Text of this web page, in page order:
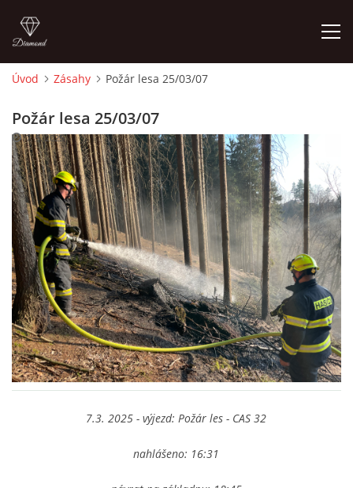
HISTORIE
VYBAVENÍ
ČLENOVÉ
ZÁSAHY
CVIČENÍ
NAŠE VIDEA
Úvod Zásahy Požár lesa 25/03/07
Požár lesa 25/03/07
7. 5. 2025
7.3. 2025 - výjezd: Požár les - CAS 32
nahlášeno: 16:31